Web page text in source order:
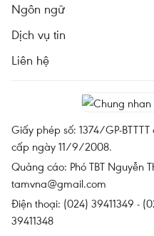
Ngôn ngữ
Dịch vụ tin
Liên hệ
Giấy phép số: 1374/GP-
cấp ngày 11/9/2008.
Quảng cáo: Phó TBT Nguyễn
tamvna@gmail.com
Điện thoại: (024) 39411349 -
39411348